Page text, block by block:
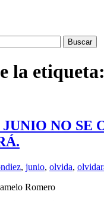
la etiqueta:
NO SE
diez, junio, olvida,
Romero